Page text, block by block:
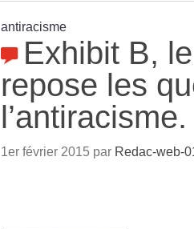
antiracisme
Exhibit B,
repose les
l’antiracisme.
1er février 2015 par Redac-web-